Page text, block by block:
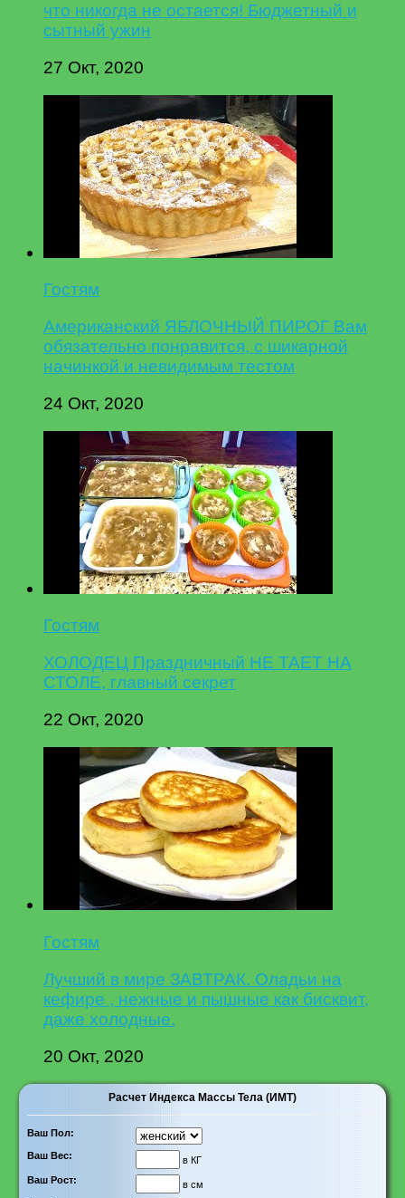
что никогда не остается! Бюджетный и
сытный ужин
27 Окт, 2020
Гостям
Американский ЯБЛОЧНЫЙ ПИРОГ Вам
обязательно понравится, с шикарной
начинкой и невидимым тестом
24 Окт, 2020
Гостям
ХОЛОДЕЦ Праздничный НЕ ТАЕТ НА
СТОЛЕ, главный секрет
22 Окт, 2020
Гостям
Лучший в мире ЗАВТРАК. Оладьи на
кефире , нежные и пышные как бисквит,
даже холодные.
20 Окт, 2020
Расчет Индекса Массы Тела (ИМТ)
Ваш Пол:
Ваш Вес:
в КГ
Ваш Рост:
в см